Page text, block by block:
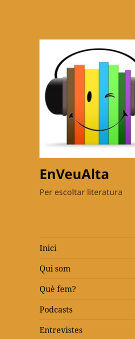
EnVeuAlta
Per escoltar literatura
Inici
Qui som
Què fem?
Podcasts
Entrevistes